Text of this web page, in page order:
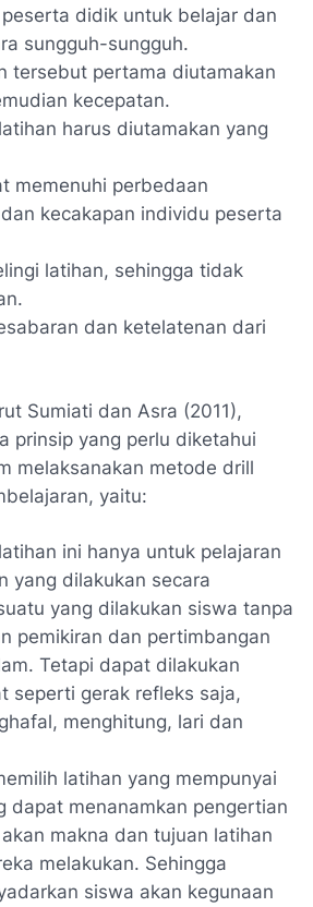
didik untuk belajar dan
sungguh-sungguh.
tersebut pertama diutamakan
kecepatan.
harus diutamakan yang
memenuhi perbedaan
kecakapan individu peserta
latihan, sehingga tidak
dan ketelatenan dari
Sumiati dan Asra (2011),
prinsip yang perlu diketahui
melaksanakan metode drill
yaitu:
ini hanya untuk pelajaran
yang dilakukan secara
yang dilakukan siswa tanpa
pemikiran dan pertimbangan
Tetapi dapat dilakukan
seperti gerak refleks saja,
menghitung, lari dan
latihan yang mempunyai
dapat menanamkan pengertian
makna dan tujuan latihan
melakukan. Sehingga
siswa akan kegunaan